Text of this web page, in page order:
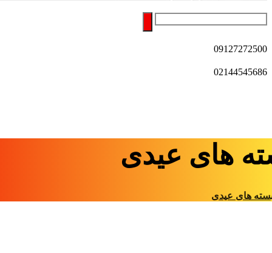
09127272500
02144545686
های عیدی
های عیدی